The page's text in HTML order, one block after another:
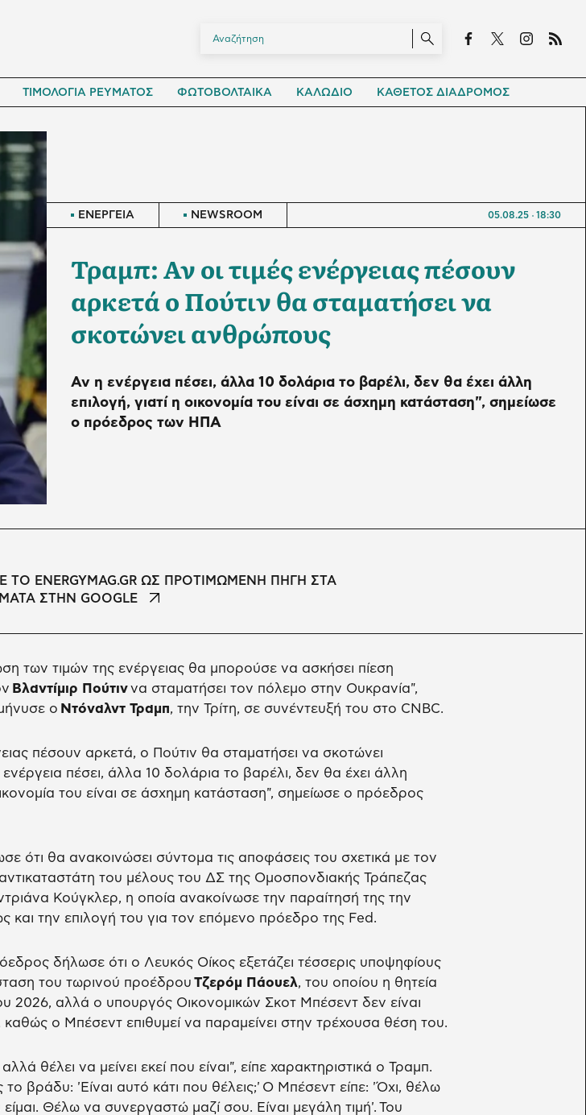
ΤΙΜΟΛΟΓΙΑ ΡΕΥΜΑΤΟΣ ΦΩΤΟΒΟΛΤΑΙΚΑ ΚΑΛΩΔΙΟ ΚΑΘΕΤΟΣ ΔΙΑΔΡΟΜΟΣ
ΕΝΕΡΓΕΙΑ NEWSROOM 05.08.25 18:30
Τραμπ: Αν οι τιμές ενέργειας πέσουν
αρκετά ο Πούτιν θα σταματήσει να
σκοτώνει ανθρώπους
Αν η ενέργεια πέσει, άλλα 10 δολάρια το βαρέλι, δεν θα έχει άλλη
επιλογή, γιατί η οικονομία του είναι σε άσχημη κατάσταση", σημείωσε
ο πρόεδρος των ΗΠΑ
ΤΟ ENERGYMAG.GR ΩΣ ΠΡΟΤΙΜΩΜΕΝΗ ΠΗΓΗ ΣΤΑ
ΣΤΗΝ GOOGLE
των τιμών της ενέργειας θα μπορούσε να ασκήσει πίεση
Βλαντίμιρ Πούτιννα σταματήσει τον πόλεμο στην Ουκρανία",
ο Ντόναλντ Τραμπ, την Τρίτη, σε συνέντευξή του στο CNBC.
πέσουν αρκετά, ο Πούτιν θα σταματήσει να σκοτώνει
πέσει, άλλα 10 δολάρια το βαρέλι, δεν θα έχει άλλη
του είναι σε άσχημη κατάσταση", σημείωσε ο πρόεδρος
ότι θα ανακοινώσει σύντομα τις αποφάσεις του σχετικά με τον
του μέλους του ΔΣ της Ομοσπονδιακής Τράπεζας
Κούγκλερ, η οποία ανακοίνωσε την παραίτησή της την
και την επιλογή του για τον επόμενο πρόεδρο της Fed.
δήλωσε ότι ο Λευκός Οίκος εξετάζει τέσσερις υποψηφίους
του τωρινού προέδρου Τζερόμ Πάουελ, του οποίου η θητεία
2026, αλλά ο υπουργός Οικονομικών Σκοτ Μπέσεντ δεν είναι
ο Μπέσεντ επιθυμεί να παραμείνει στην τρέχουσα θέση του.
θέλει να μείνει εκεί που είναι", είπε χαρακτηριστικά ο Τραμπ.
βράδυ: 'Είναι αυτό κάτι που θέλεις;' Ο Μπέσεντ είπε: 'Όχι, θέλω
είμαι. Θέλω να συνεργαστώ μαζί σου. Είναι μεγάλη τιμή'. Του